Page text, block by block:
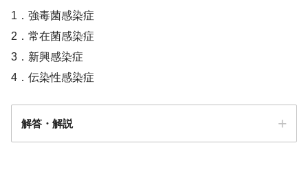
1．強毒菌感染症
2．常在菌感染症
3．新興感染症
4．伝染性感染症
解答・解説